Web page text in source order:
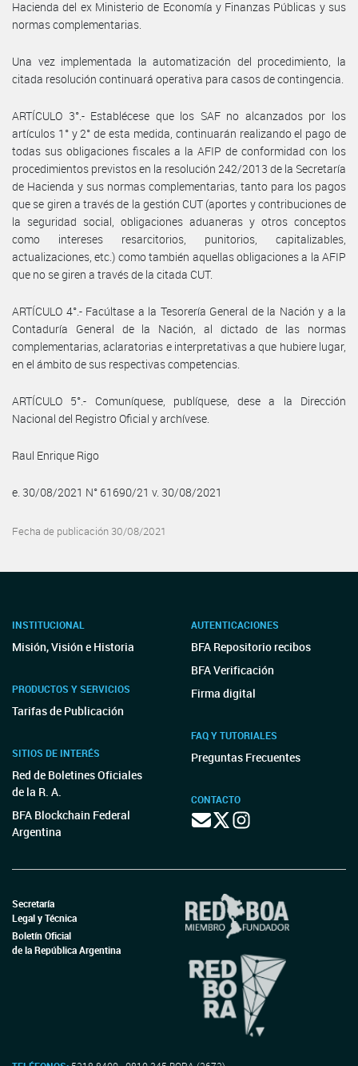
Hacienda del ex Ministerio de Economía y Finanzas Públicas y sus
normas complementarias.
Una vez implementada la automatización del procedimiento, la
citada resolución continuará operativa para casos de contingencia.
ARTÍCULO 3°.- Establécese que los SAF no alcanzados por los
artículos 1° y 2° de esta medida, continuarán realizando el pago de
todas sus obligaciones fiscales a la AFIP de conformidad con los
procedimientos previstos en la resolución 242/2013 de la Secretaría
de Hacienda y sus normas complementarias, tanto para los pagos
que se giren a través de la gestión CUT (aportes y contribuciones de
la seguridad social, obligaciones aduaneras y otros conceptos
como intereses resarcitorios, punitorios, capitalizables,
actualizaciones, etc.) como también aquellas obligaciones a la AFIP
que no se giren a través de la citada CUT.
ARTÍCULO 4°.- Facúltase a la Tesorería General de la Nación y a la
Contaduría General de la Nación, al dictado de las normas
complementarias, aclaratorias e interpretativas a que hubiere lugar,
en el ámbito de sus respectivas competencias.
ARTÍCULO 5°.- Comuníquese, publíquese, dese a la Dirección
Nacional del Registro Oficial y archívese.
Raul Enrique Rigo
e. 30/08/2021 N° 61690/21 v. 30/08/2021
Fecha de publicación 30/08/2021
INSTITUCIONAL
Misión, Visión e Historia
PRODUCTOS Y SERVICIOS
Tarifas de Publicación
SITIOS DE INTERÉS
Red de Boletines Oficiales
de la R. A.
BFA Blockchain Federal
Argentina
AUTENTICACIONES
BFA Repositorio recibos
BFA Verificación
Firma digital
FAQ Y TUTORIALES
Preguntas Frecuentes
CONTACTO
Secretaría
Legal y Técnica
Boletín Oficial
de la República Argentina